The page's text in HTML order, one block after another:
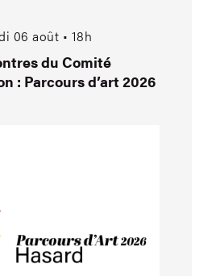
06 août • 18h
du Comité
: Parcours d’art 2026